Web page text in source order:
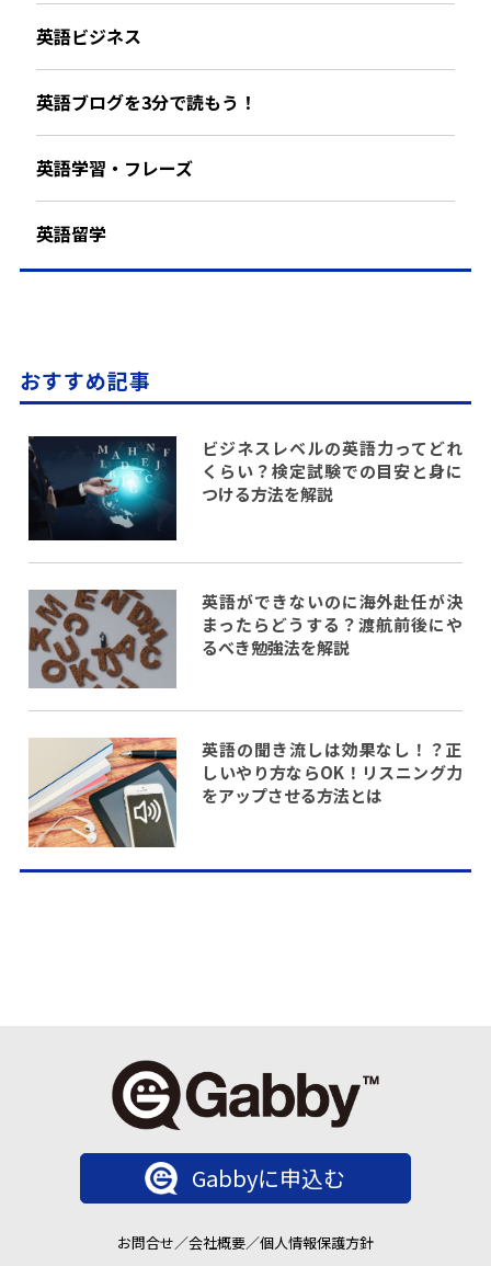
英語ビジネス
英語ブログを3分で読もう！
英語学習・フレーズ
英語留学
おすすめ記事
ビジネスレベルの英語力ってどれ
くらい？検定試験での目安と身に
つける方法を解説
英語ができないのに海外赴任が決
まったらどうする？渡航前後にや
るべき勉強法を解説
英語の聞き流しは効果なし！？正
しいやり方ならOK！リスニング力
をアップさせる方法とは
Gabbyに申込む
お問合せ／会社概要／個人情報保護方針